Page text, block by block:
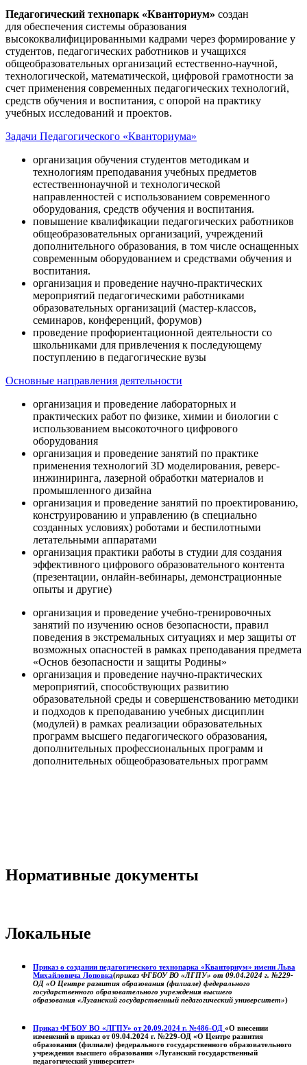
Педагогический технопарк «Кванториум» создан
для обеспечения системы образования
высококвалифицированными кадрами через формирование у
студентов, педагогических работников и учащихся
общеобразовательных организаций естественно-научной,
технологической, математической, цифровой грамотности за
счет применения современных педагогических технологий,
средств обучения и воспитания, с опорой на практику
учебных исследований и проектов.
Задачи Педагогического «Кванториума»
организация обучения студентов методикам и
технологиям преподавания учебных предметов
естественнонаучной и технологической
направленностей с использованием современного
оборудования, средств обучения и воспитания.
повышение квалификации педагогических работников
общеобразовательных организаций, учреждений
дополнительного образования, в том числе оснащенных
современным оборудованием и средствами обучения и
воспитания.
организация и проведение научно-практических
мероприятий педагогическими работниками
образовательных организаций (мастер-классов,
семинаров, конференций, форумов)
проведение профориентационной деятельности со
школьниками для привлечения к последующему
поступлению в педагогические вузы
Основные направления деятельности
организация и проведение лабораторных и
практических работ по физике, химии и биологии с
использованием высокоточного цифрового
оборудования
организация и проведение занятий по практике
применения технологий 3D моделирования, реверс-
инжиниринга, лазерной обработки материалов и
промышленного дизайна
организация и проведение занятий по проектированию,
конструированию и управлению (в специально
созданных условиях) роботами и беспилотными
летательными аппаратами
организация практики работы в студии для создания
эффективного цифрового образовательного контента
(презентации, онлайн-вебинары, демонстрационные
опыты и другие)
организация и проведение учебно-тренировочных
занятий по изучению основ безопасности, правил
поведения в экстремальных ситуациях и мер защиты от
возможных опасностей в рамках преподавания предмета
«Основ безопасности и защиты Родины»
организация и проведение научно-практических
мероприятий, способствующих развитию
образовательной среды и совершенствованию методики
и подходов к преподаванию учебных дисциплин
(модулей) в рамках реализации образовательных
программ высшего педагогического образования,
дополнительных профессиональных программ и
дополнительных общеобразовательных программ
Нормативные документы
Локальные
Приказ о создании педагогического технопарка «Кванториум» имени Льва
Михайловича Лоповка(приказ ФГБОУ ВО «ЛГПУ» от 09.04.2024 г. №229-
ОД «О Центре развития образования (филиале) федерального
государственного образовательного учреждения высшего
образования «Луганский государственный педагогический университет»)
Приказ ФГБОУ ВО «ЛГПУ» от 20.09.2024 г. №486-ОД «О внесении
изменений в приказ от 09.04.2024 г. №229-ОД «О Центре развития
образования (филиале) федерального государственного образовательного
учреждения высшего образования «Луганский государственный
педагогический университет»